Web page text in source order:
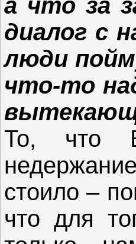
диалог с
люди
что-то
То, что
стоило –
что для